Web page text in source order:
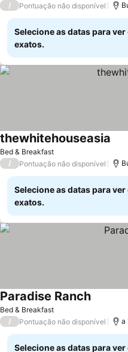
/ Pontuação não disponível
Selecione as datas para
exatos.
Bed & Breakfast
thewhitehouseasia
/ Pontuação não disponível
Selecione as datas para
exatos.
Bed & Breakfast
Paradise Ranch
/ Pontuação não disponível a
Selecione as datas para